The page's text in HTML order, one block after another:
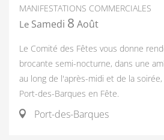
MANIFESTATIONS COMMERCIALES
Le Samedi 8 Août
Le Comité des Fêtes vous donne
brocante semi-nocturne, dans une
au long de l'après-midi et de la
Port-des-Barques en Fête.
Port-des-Barques